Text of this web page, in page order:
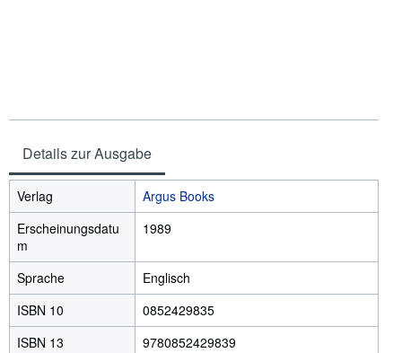
Details zur Ausgabe
Verlag
Argus Books
Erscheinungsdatu
m
1989
Sprache
Englisch
ISBN 10
0852429835
ISBN 13
9780852429839